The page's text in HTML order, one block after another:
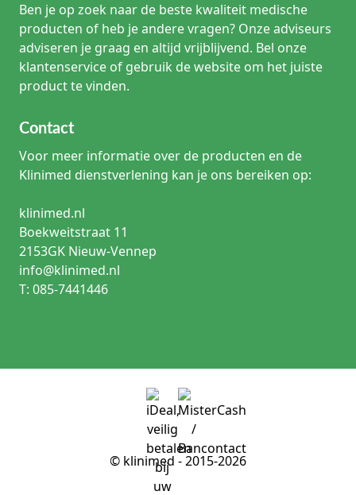
Ben je op zoek naar de beste kwaliteit medische
producten of heb je andere vragen? Onze adviseurs
adviseren je graag en altijd vrijblijvend. Bel onze
klantenservice of gebruik de website om het juiste
product te vinden.
Contact
Voor meer informatie over de producten en de
Klinimed dienstverlening kan je ons bereiken op:
klinimed.nl
Boekweitstraat 11
2153GK Nieuw-Vennep
info@klinimed.nl
T: 085-7441446
© klinimed - 2015-2026